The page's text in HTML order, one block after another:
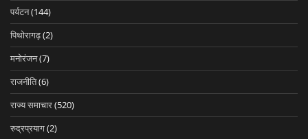
पर्यटन(144)
पिथोरागढ़(2)
मनोरंजन(7)
राजनीति(6)
राज्य समाचार(520)
रुद्रप्रयाग(2)